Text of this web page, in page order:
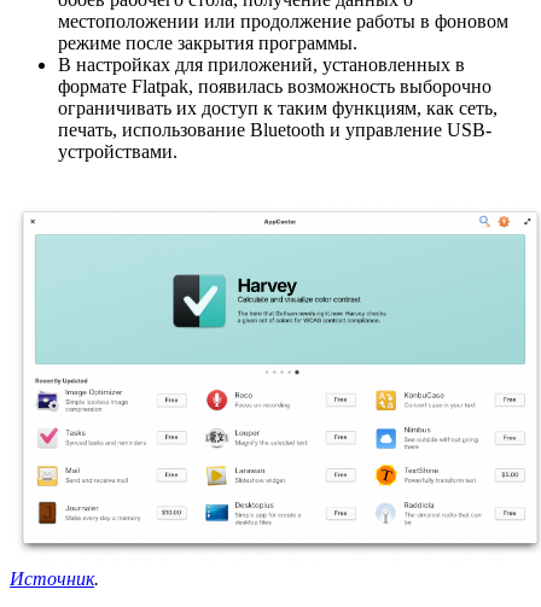
местоположении или продолжение работы в фоновом
режиме после закрытия программы.
В настройках для приложений, установленных в
формате Flatpak, появилась возможность выборочно
ограничивать их доступ к таким функциям, как сеть,
печать, использование Bluetooth и управление USB-
устройствами.
Источник.